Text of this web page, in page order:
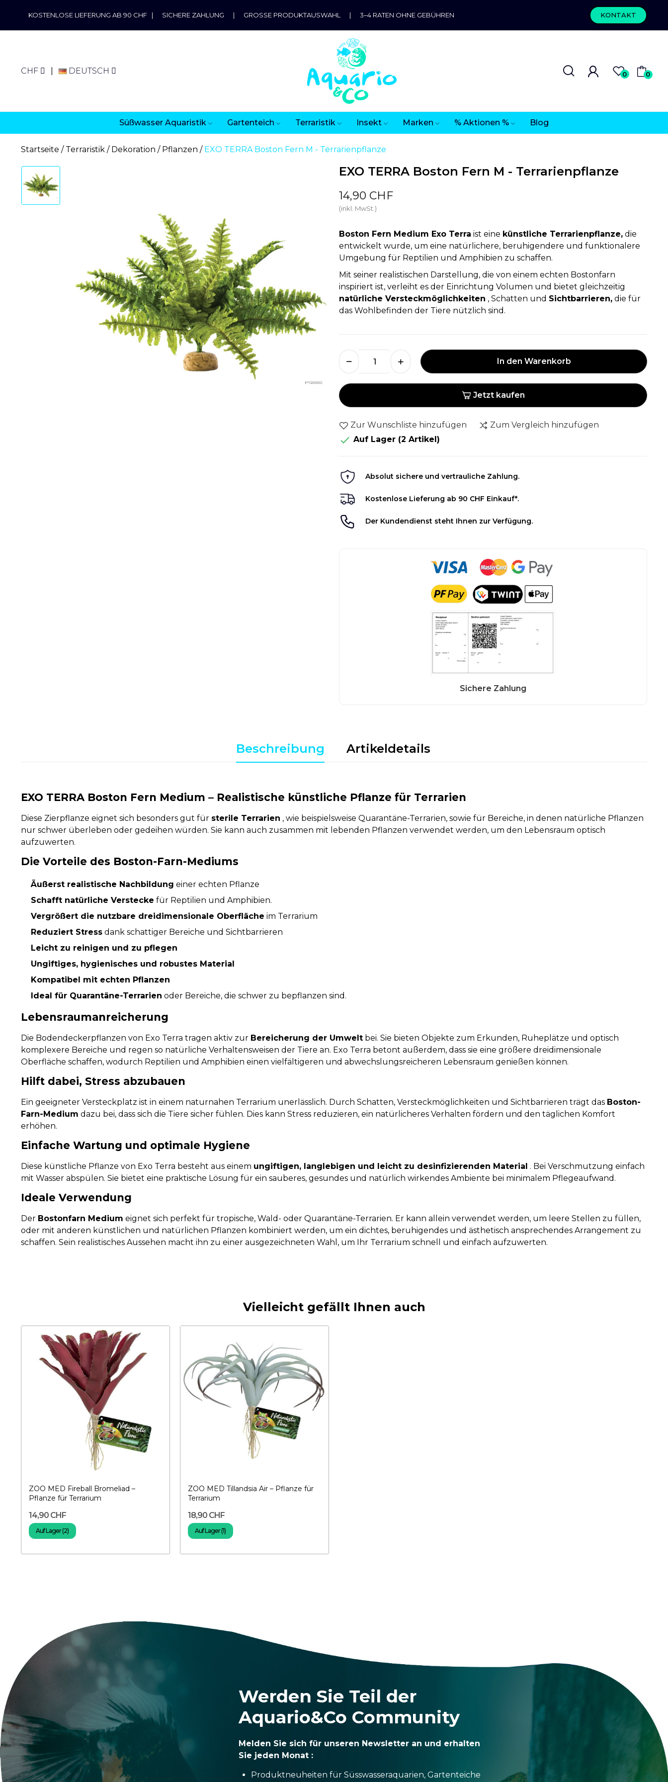
KOSTENLOSE LIEFERUNG AB 90 CHF | SICHERE ZAHLUNG | GROSSE PRODUKTAUSWAHL | 3–4 RATEN OHNE GEBÜHREN KONTAKT
CHF DEUTSCH 0 0
Süßwasser Aquaristik Gartenteich Terraristik Insekt Marken % Aktionen % Blog
Startseite Terraristik Dekoration Pflanzen EXO TERRA Boston Fern M - Terrarienpflanze
EXO TERRA Boston Fern M - Terrarienpflanze
14,90 CHF
(inkl. MwSt.)
Boston Fern Medium Exo Terra ist eine künstliche Terrarienpflanze, die
entwickelt wurde, um eine natürlichere, beruhigendere und funktionalere
Umgebung für Reptilien und Amphibien zu schaffen.
Mit seiner realistischen Darstellung, die von einem echten Bostonfarn
inspiriert ist, verleiht es der Einrichtung Volumen und bietet gleichzeitig
natürliche Versteckmöglichkeiten , Schatten und Sichtbarrieren, die für
das Wohlbefinden der Tiere nützlich sind.
In den Warenkorb
Jetzt kaufen
Zur Wunschliste hinzufügen Zum Vergleich hinzufügen
 Auf Lager (2 Artikel)
Absolut sichere und vertrauliche Zahlung.
Kostenlose Lieferung ab 90 CHF Einkauf*.
Der Kundendienst steht Ihnen zur Verfügung.
Beschreibung Artikeldetails
EXO TERRA Boston Fern Medium – Realistische künstliche Pflanze für Terrarien
Diese Zierpflanze eignet sich besonders gut für sterile Terrarien , wie beispielsweise Quarantäne-Terrarien, sowie für Bereiche, in denen natürliche Pflanzen
nur schwer überleben oder gedeihen würden. Sie kann auch zusammen mit lebenden Pflanzen verwendet werden, um den Lebensraum optisch
aufzuwerten.
Die Vorteile des Boston-Farn-Mediums
Äußerst realistische Nachbildung einer echten Pflanze
Schafft natürliche Verstecke für Reptilien und Amphibien.
Vergrößert die nutzbare dreidimensionale Oberfläche im Terrarium
Reduziert Stress dank schattiger Bereiche und Sichtbarrieren
Leicht zu reinigen und zu pflegen
Ungiftiges, hygienisches und robustes Material
Kompatibel mit echten Pflanzen
Ideal für Quarantäne-Terrarien oder Bereiche, die schwer zu bepflanzen sind.
Lebensraumanreicherung
Die Bodendeckerpflanzen von Exo Terra tragen aktiv zur Bereicherung der Umwelt bei. Sie bieten Objekte zum Erkunden, Ruheplätze und optisch
komplexere Bereiche und regen so natürliche Verhaltensweisen der Tiere an. Exo Terra betont außerdem, dass sie eine größere dreidimensionale
Oberfläche schaffen, wodurch Reptilien und Amphibien einen vielfältigeren und abwechslungsreicheren Lebensraum genießen können.
Hilft dabei, Stress abzubauen
Ein geeigneter Versteckplatz ist in einem naturnahen Terrarium unerlässlich. Durch Schatten, Versteckmöglichkeiten und Sichtbarrieren trägt das Boston-
Farn-Medium dazu bei, dass sich die Tiere sicher fühlen. Dies kann Stress reduzieren, ein natürlicheres Verhalten fördern und den täglichen Komfort
erhöhen.
Einfache Wartung und optimale Hygiene
Diese künstliche Pflanze von Exo Terra besteht aus einem ungiftigen, langlebigen und leicht zu desinfizierenden Material . Bei Verschmutzung einfach
mit Wasser abspülen. Sie bietet eine praktische Lösung für ein sauberes, gesundes und natürlich wirkendes Ambiente bei minimalem Pflegeaufwand.
Ideale Verwendung
Der Bostonfarn Medium eignet sich perfekt für tropische, Wald- oder Quarantäne-Terrarien. Er kann allein verwendet werden, um leere Stellen zu füllen,
oder mit anderen künstlichen und natürlichen Pflanzen kombiniert werden, um ein dichtes, beruhigendes und ästhetisch ansprechendes Arrangement zu
schaffen. Sein realistisches Aussehen macht ihn zu einer ausgezeichneten Wahl, um Ihr Terrarium schnell und einfach aufzuwerten.
Vielleicht gefällt Ihnen auch
ZOO MED Fireball Bromeliad –
Pflanze für Terrarium
14,90 CHF
Auf Lager (2)
ZOO MED Tillandsia Air – Pflanze für
Terrarium
18,90 CHF
Auf Lager (1)
Werden Sie Teil der
Aquario&Co Community
Melden Sie sich für unseren Newsletter an und erhalten
Sie jeden Monat :
Produktneuheiten für Süsswasseraquarien, Gartenteiche